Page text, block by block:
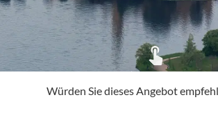
Würden Sie dieses Angebot